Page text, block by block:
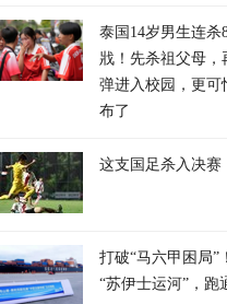
泰国14岁男生连杀
戕！先杀祖父母，
弹进入校园，更可
布了
这支国足杀入决赛
打破“马六甲困局”
“苏伊士运河”，跑